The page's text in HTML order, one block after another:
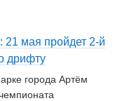
21 мая пройдет 2-й
дрифту
города Артём